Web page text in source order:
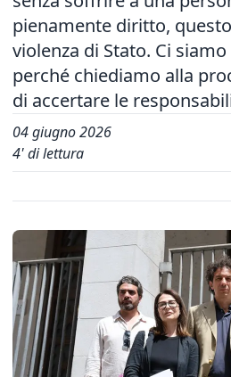
pienamente diritto,
violenza di Stato. Ci
perché chiediamo alla
di accertare le
04 giugno 2026
4' di lettura